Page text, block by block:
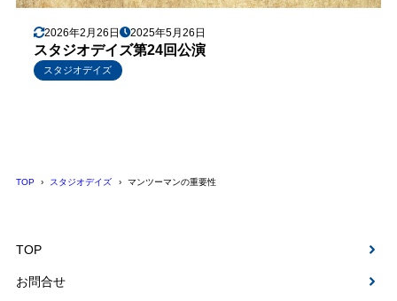
2026年2月26日 2025年5月26日
スタジオデイズ第24回公演
スタジオデイズ
TOP スタジオデイズ マンツーマンの重要性
TOP
お問合せ